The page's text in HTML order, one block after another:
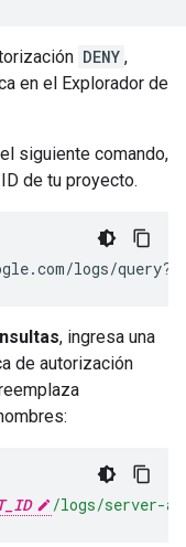
DENY ,
en el Explorador de
siguiente comando,
de tu proyecto.
logs/
, ingresa una
de autorización
/logs/server-